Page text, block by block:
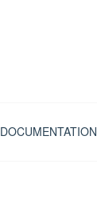
DOCUMENTATION